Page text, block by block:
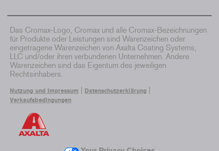
Das Cromax-Logo, Cromax und alle Cromax-Bezeichnungen
für Produkte oder Leistungen sind Warenzeichen oder
eingetragene Warenzeichen von Axalta Coating Systems,
LLC und/oder ihren verbundenen Unternehmen. Andere
Warenzeichen sind das Eigentum des jeweiligen
Rechtsinhabers.
Nutzung und Impressum Datenschutzerklärung
Verkaufsbedingungen